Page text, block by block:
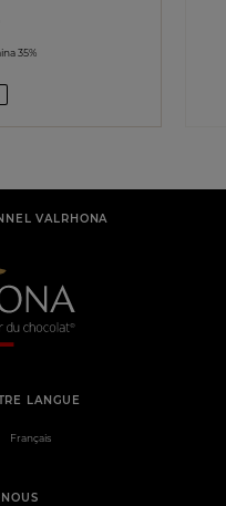
35%
VALRHONA
LANGUE
Français